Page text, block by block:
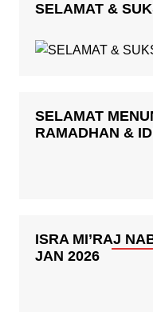
SELAMAT &
SELAMAT
RAMADHAN &
ISRA MI’RAJ
JAN 2026